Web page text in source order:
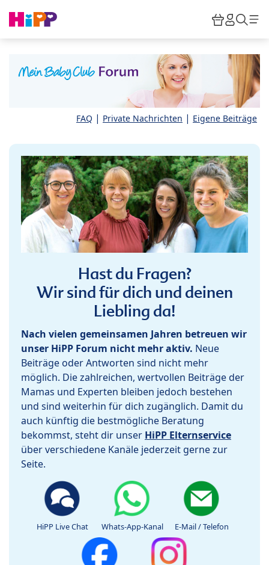
HiPP
FAQ | Private Nachrichten | Eigene Beiträge
Hast du Fragen?
Wir sind für dich und deinen
Liebling da!
Nach vielen gemeinsamen Jahren betreuen wir
unser HiPP Forum nicht mehr aktiv. Neue
Beiträge oder Antworten sind nicht mehr
möglich. Die zahlreichen, wertvollen Beiträge der
Mamas und Experten bleiben jedoch bestehen
und sind weiterhin für dich zugänglich. Damit du
auch künftig die bestmögliche Beratung
bekommst, steht dir unser HiPP Elternservice
über verschiedene Kanäle jederzeit gerne zur
Seite.
HiPP Live Chat Whats-App-Kanal E-Mail / Telefon